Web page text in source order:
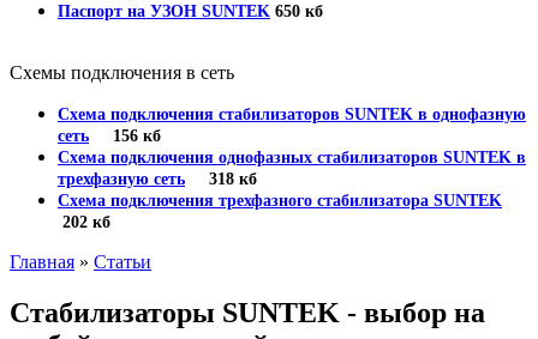
Паспорт на УЗОН SUNTEK 650 кб
Схемы подключения в сеть
Схема подключения стабилизаторов SUNTEK в однофазную
сеть 156 кб
Схема подключения однофазных стабилизаторов SUNTEK в
трехфазную сеть 318 кб
Схема подключения трехфазного стабилизатора SUNTEK
202 кб
Главная » Статьи
Стабилизаторы SUNTEK - выбор на